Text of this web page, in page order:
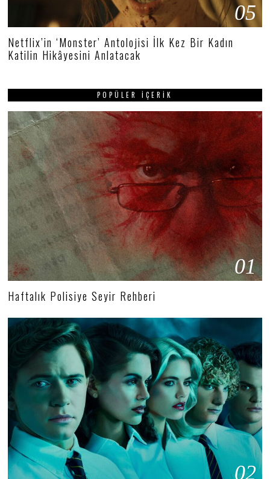
05
Netflix’in ‘Monster’ Antolojisi İlk Kez Bir Kadın
Katilin Hikâyesini Anlatacak
POPÜLER İÇERIK
01
Haftalık Polisiye Seyir Rehberi
02